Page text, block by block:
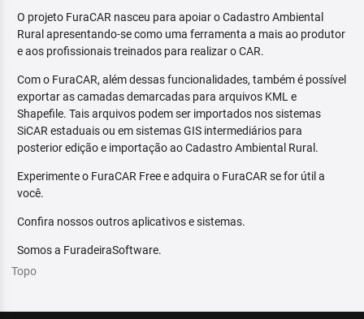
O projeto FuraCAR nasceu para apoiar o Cadastro Ambiental
Rural apresentando-se como uma ferramenta a mais ao produtor
e aos profissionais treinados para realizar o CAR.
Com o FuraCAR, além dessas funcionalidades, também é possível
exportar as camadas demarcadas para arquivos KML e
Shapefile. Tais arquivos podem ser importados nos sistemas
SiCAR estaduais ou em sistemas GIS intermediários para
posterior edição e importação ao Cadastro Ambiental Rural.
Experimente o FuraCAR Free e adquira o FuraCAR se for útil a
você.
Confira nossos outros aplicativos e sistemas.
Somos a FuradeiraSoftware.
Topo